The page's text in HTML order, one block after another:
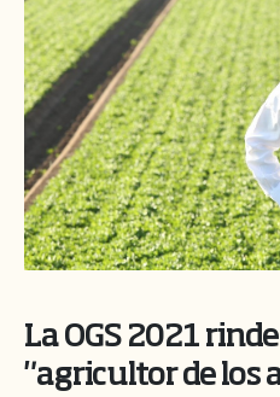
La OGS 2021
"agricultor de los